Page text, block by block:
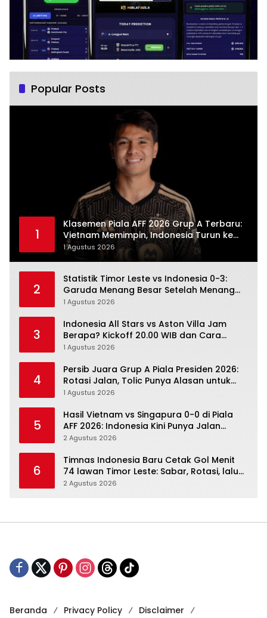
Popular Posts
1
Klasemen Piala AFF 2026 Grup A Terbaru:
Vietnam Memimpin, Indonesia Turun ke
Posisi Tiga
1 Agustus 2026
2
Statistik Timor Leste vs Indonesia 0-3:
Garuda Menang Besar Setelah Menang
Angka Lebih Dulu
1 Agustus 2026
3
Indonesia All Stars vs Aston Villa Jam
Berapa? Kickoff 20.00 WIB dan Cara
Nonton Resminya
1 Agustus 2026
4
Persib Juara Grup A Piala Presiden 2026:
Rotasi Jalan, Tolic Punya Alasan untuk
Percaya
1 Agustus 2026
5
Hasil Vietnam vs Singapura 0-0 di Piala
AFF 2026: Indonesia Kini Punya Jalan
Terbuka
2 Agustus 2026
6
Timnas Indonesia Baru Cetak Gol Menit
74 lawan Timor Leste: Sabar, Rotasi, lalu
Pecah
2 Agustus 2026
Beranda Privacy Policy Disclaimer